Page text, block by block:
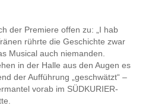
der Premiere offen zu: „I hab
rührte die Geschichte zwar
Musical auch niemanden.
in der Halle aus den Augen es
der Aufführung „geschwätzt“ –
vorab im SÜDKURIER-